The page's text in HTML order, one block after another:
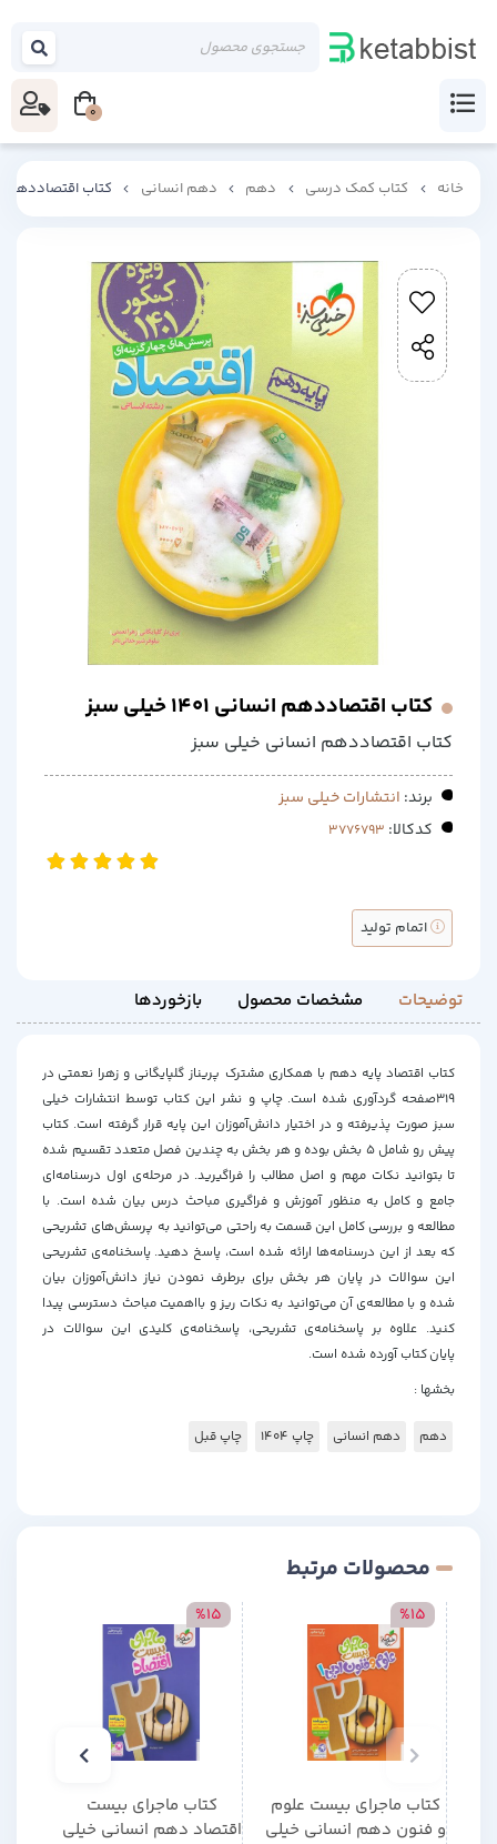
خانه کتاب کمک درسی دهم دهم انسانی کتاب اقتصاددهم انسانی
کتاب اقتصاددهم انسانی 1401 خیلی سبز
کتاب اقتصاددهم انسانی خیلی سبز
برند: انتشارات خیلی سبز
کدکالا:
اتمام تولید
توضیحات مشخصات محصول بازخوردها
کتاب اقتصاد پایه دهم با همکاری مشترک پریناز گلپایگانی و زهرا نعمتی در
319صفحه گردآوری شده است. چاپ و نشر این کتاب توسط انتشارات خیلی
سبز صورت پذیرفته و در اختیار دانش‌آموزان این پایه قرار گرفته است. کتاب
پیش رو شامل 5 بخش بوده و هر بخش به چندین فصل متعدد تقسیم شده
تا بتوانید نکات مهم و اصل مطالب را فراگیرید. در مرحله‌ی اول درسنامه‌ای
جامع و کامل به منظور آموزش و فراگیری مباحث درس بیان شده است. با
مطالعه‌ و بررسی کامل این قسمت به راحتی می‌توانید به پرسش‌های تشریحی
که بعد از این درسنامه‌ها ارائه شده است، پاسخ دهید. پاسخنامه‌ی تشریحی
این سوالات در پایان هر بخش برای برطرف نمودن نیاز دانش‌آموزان بیان
شده و با مطالعه‌ی آن می‌توانید به نکات ریز و بااهمیت مباحث دسترسی پیدا
کنید. علاوه بر پاسخنامه‌ی تشریحی، پاسخنامه‌ی کلیدی این سوالات در
پایان کتاب آورده شده است.
بخشها :
دهم دهم انسانی چاپ 1404 چاپ قبل
محصولات مرتبط
کتاب ماجرای بیست علوم
و فنون دهم انسانی خیلی
%15
کتاب ماجرای بیست
اقتصاد دهم انسانی خیلی
%15
0